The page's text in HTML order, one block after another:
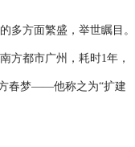
多方面繁盛，举世瞩目。
方都市广州，耗时1年，
春梦——他称之为“扩建